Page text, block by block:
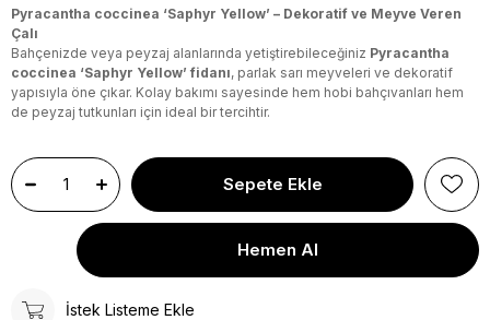
Pyracantha coccinea ‘Saphyr Yellow’ – Dekoratif ve Meyve Veren
Çalı
Bahçenizde veya peyzaj alanlarında yetiştirebileceğiniz Pyracantha
coccinea ‘Saphyr Yellow’ fidanı, parlak sarı meyveleri ve dekoratif
yapısıyla öne çıkar. Kolay bakımı sayesinde hem hobi bahçıvanları hem
de peyzaj tutkunları için ideal bir tercihtir.
İstek Listeme Ekle